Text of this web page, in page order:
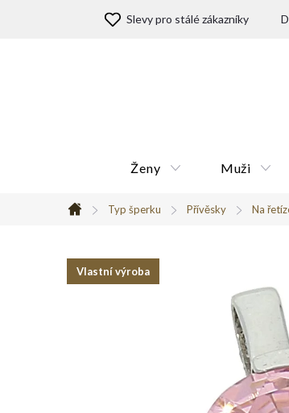
Slevy pro stálé zákazníky
Ženy
Muži
Domů
Typ šperku Přívěsky Na
Vlastní výroba